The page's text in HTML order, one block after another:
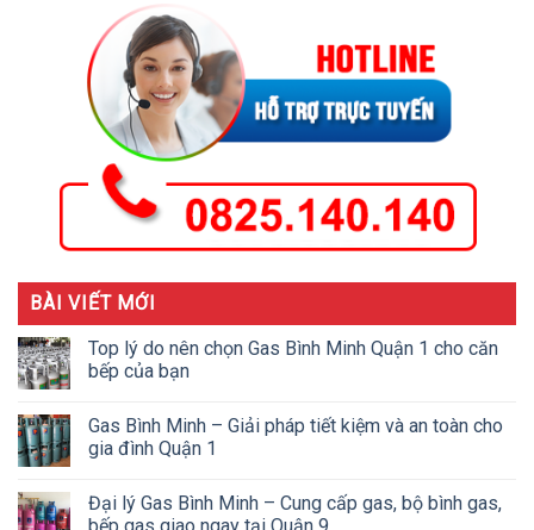
BÀI VIẾT MỚI
Top lý do nên chọn Gas Bình Minh Quận 1 cho căn
bếp của bạn
Gas Bình Minh – Giải pháp tiết kiệm và an toàn cho
gia đình Quận 1
Đại lý Gas Bình Minh – Cung cấp gas, bộ bình gas,